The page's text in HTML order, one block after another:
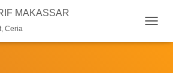
MAKASSAR
Ceria